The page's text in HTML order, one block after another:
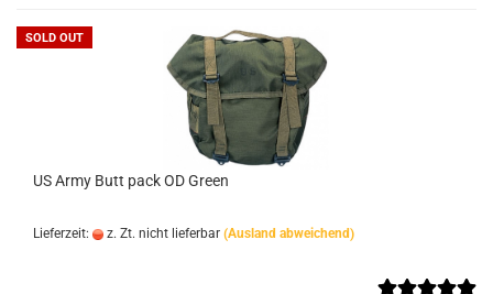
SOLD OUT
US Army Butt pack OD Green
Lieferzeit: z. Zt. nicht lieferbar (Ausland abweichend)